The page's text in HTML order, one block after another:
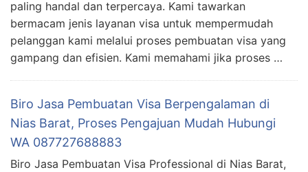
paling handal dan terpercaya. Kami tawarkan
bermacam jenis layanan visa untuk mempermudah
pelanggan kami melalui proses pembuatan visa yang
gampang dan efisien. Kami memahami jika proses …
Biro Jasa Pembuatan Visa Berpengalaman di
Nias Barat, Proses Pengajuan Mudah Hubungi
WA 087727688883
Biro Jasa Pembuatan Visa Professional di Nias Barat,